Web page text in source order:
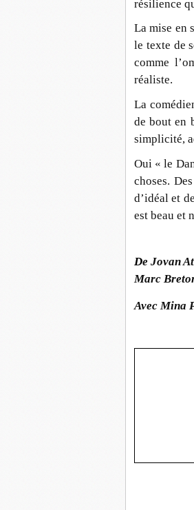
résilience
La mise en
le texte de
comme
réaliste.
La
de bout en
simplicité,
Oui « le
choses.
d’idéal et
est beau et
De Jovan
Marc
Avec Mina